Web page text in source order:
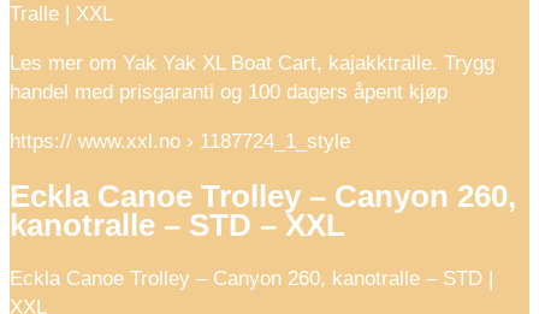
Tralle | XXL
Les mer om Yak Yak XL Boat Cart, kajakktralle. Trygg
handel med prisgaranti og 100 dagers åpent kjøp
https:// www.xxl.no › 1187724_1_style
Eckla Canoe Trolley – Canyon 260,
kanotralle – STD – XXL
Eckla Canoe Trolley – Canyon 260, kanotralle – STD |
XXL